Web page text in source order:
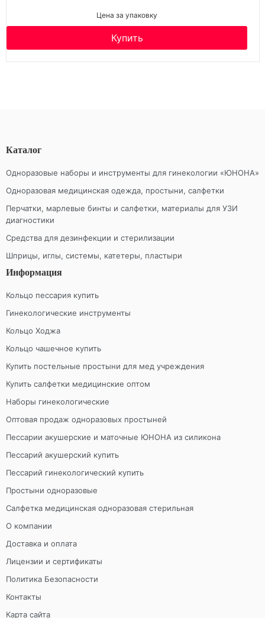
Цена за упаковку
Купить
Каталог
Одноразовые наборы и инструменты для гинекологии «ЮНОНА»
Одноразовая медицинская одежда, простыни, салфетки
Перчатки, марлевые бинты и салфетки, материалы для УЗИ
диагностики
Средства для дезинфекции и стерилизации
Шприцы, иглы, системы, катетеры, пластыри
Информация
Кольцо пессария купить
Гинекологические инструменты
Кольцо Ходжа
Кольцо чашечное купить
Купить постельные простыни для мед учреждения
Купить салфетки медицинские оптом
Наборы гинекологические
Оптовая продаж одноразовых простыней
Пессарии акушерские и маточные ЮНОНА из силикона
Пессарий акушерский купить
Пессарий гинекологический купить
Простыни одноразовые
Салфетка медицинская одноразовая стерильная
О компании
Доставка и оплата
Лицензии и сертификаты
Политика Безопасности
Контакты
Карта сайта